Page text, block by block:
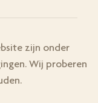
zijn onder
Wij proberen